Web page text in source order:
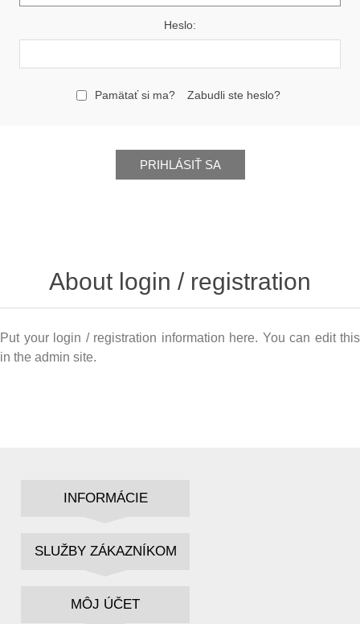
Heslo:
Pamätať si ma? Zabudli ste heslo?
PRIHLÁSIŤ SA
About login / registration
Put your login / registration information here. You can edit this
in the admin site.
INFORMÁCIE
SLUŽBY ZÁKAZNÍKOM
MÔJ ÚČET